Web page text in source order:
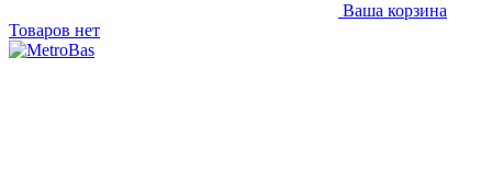
Ваша корзина
Товаров нет